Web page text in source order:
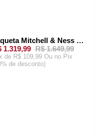
-20%
Jaqueta Mitchell & Ness Big Face 4.0 Satin New York Knicks Preta
1.319,99 R$ 1.649,99
de R$ 109,99 Ou no Pix
de desconto)